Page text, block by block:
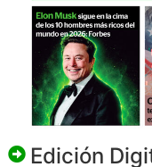
Edición